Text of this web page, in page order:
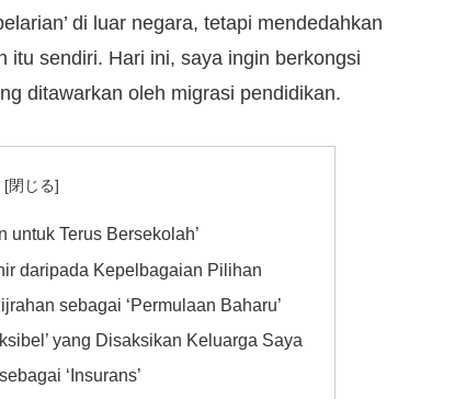
di luar negara, tetapi mendedahkan
itu sendiri. Hari ini, saya ingin berkongsi
ditawarkan oleh migrasi pendidikan.
untuk Terus Bersekolah’
daripada Kepelbagaian Pilihan
sebagai ‘Permulaan Baharu’
yang Disaksikan Keluarga Saya
‘Insurans’